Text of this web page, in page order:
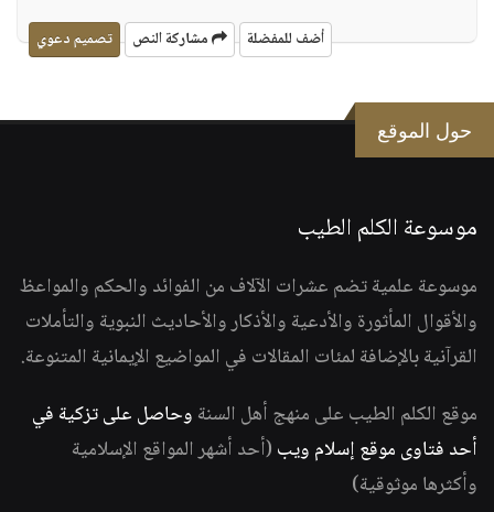
أضف للمفضلة مشاركة النص تصميم دعوي
حول الموقع
موسوعة الكلم الطيب
موسوعة علمية تضم عشرات الآلاف من الفوائد والحكم والمواعظ
والأقوال المأثورة والأدعية والأذكار والأحاديث النبوية والتأملات
القرآنية بالإضافة لمئات المقالات في المواضيع الإيمانية المتنوعة.
موقع الكلم الطيب على منهج أهل السنة وحاصل على تزكية في
أحد فتاوى موقع إسلام ويب (أحد أشهر المواقع الإسلامية
وأكثرها موثوقية)